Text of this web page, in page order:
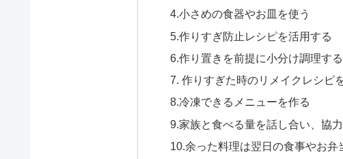
4.小さめの食器やお皿を使う
5.作りすぎ防止レシピを活用する
6.作り置きを前提に小分け調理する
7. 作りすぎた時のリメイクレシピ
8.冷凍できるメニューを作る
9.家族と食べる量を話し合い、協
10.余った料理は翌日の食事やお弁